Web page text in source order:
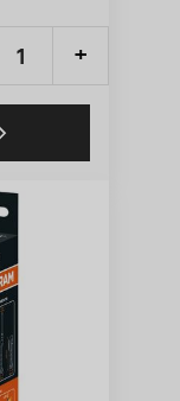
+